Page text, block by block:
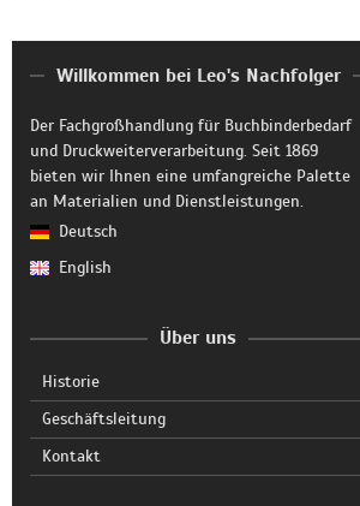
Willkommen bei Leo's Nachfolger
Der Fachgroßhandlung für Buchbinderbedarf
und Druckweiterverarbeitung. Seit 1869
bieten wir Ihnen eine umfangreiche Palette
an Materialien und Dienstleistungen.
Deutsch
English
Über uns
Historie
Geschäftsleitung
Kontakt